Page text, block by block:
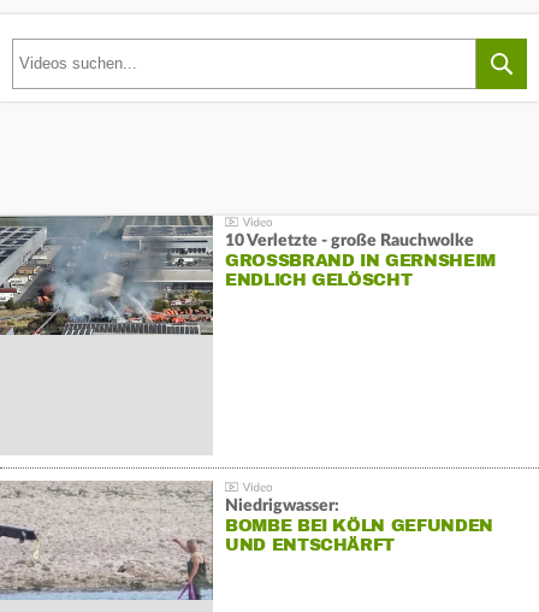
10 Verletzte - große Rauchwolke
GROSSBRAND IN GERNSHEIM E
NDLICH GELÖSCHT
Niedrigwasser:
BOMBE BEI KÖLN GEFUNDEN
UND ENTSCHÄRFT